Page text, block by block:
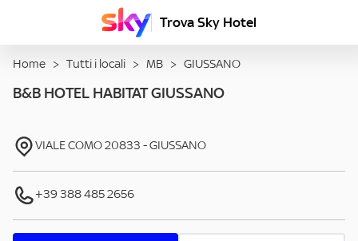
Trova Sky Hotel
Home > Tutti i locali > MB > GIUSSANO
B&B HOTEL HABITAT GIUSSANO
VIALE COMO20833 -GIUSSANO
+39 388 485 2656